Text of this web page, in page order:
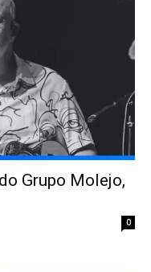
Grupo Molejo,
0